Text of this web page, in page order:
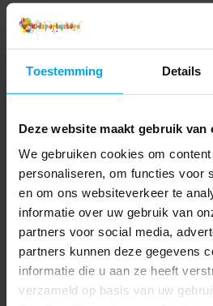
Toestemming Details
Deze website maakt gebruik van
We gebruiken cookies om
personaliseren, om functies voor
en om ons websiteverkeer te
informatie over uw gebruik van
partners voor social media,
partners kunnen deze gegevens
informatie die u aan ze heeft
verzameld op basis van uw